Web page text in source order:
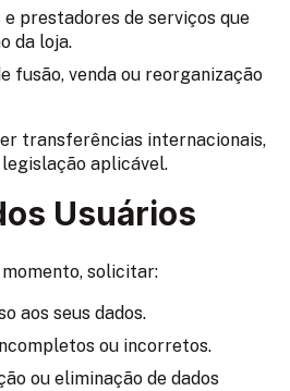
prestadores de serviços que
da loja.
fusão, venda ou reorganização
transferências internacionais,
aplicável.
Usuários
solicitar:
aos seus dados.
ou incorretos.
ou eliminação de dados